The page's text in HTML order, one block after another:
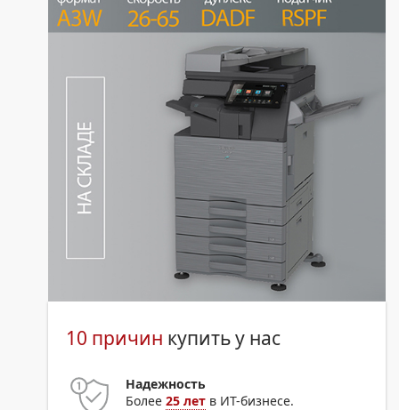
10 причин купить у нас
Надежность
Более25 лет в ИТ-бизнесе.